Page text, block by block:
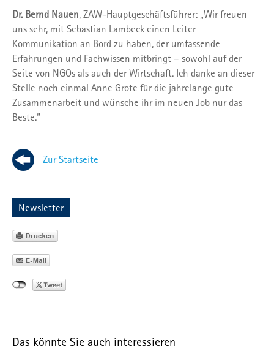
Dr. Bernd Nauen, ZAW-Hauptgeschäftsführer: „Wir freuen
uns sehr, mit Sebastian Lambeck einen Leiter
Kommunikation an Bord zu haben, der umfassende
Erfahrungen und Fachwissen mitbringt – sowohl auf der
Seite von NGOs als auch der Wirtschaft. Ich danke an dieser
Stelle noch einmal Anne Grote für die jahrelange gute
Zusammenarbeit und wünsche ihr im neuen Job nur das
Beste.“
Zur Startseite
Newsletter
Das könnte Sie auch interessieren